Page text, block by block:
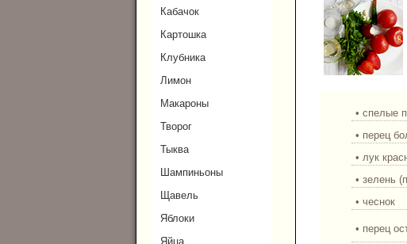
Кабачок
Картошка
Клубника
Лимон
Макароны
Творог
Тыква
Шампиньоны
Щавель
Яблоки
Яйца.
• спелые
• перец
• лук
• зелень
• чеснок
• перец